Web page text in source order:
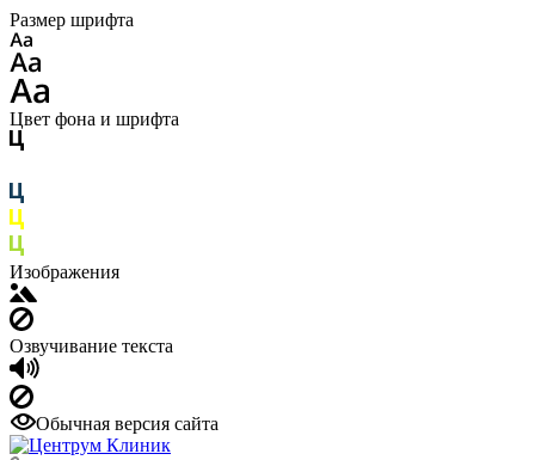
Размер шрифта
Цвет фона и шрифта
Изображения
Озвучивание текста
Обычная версия сайта